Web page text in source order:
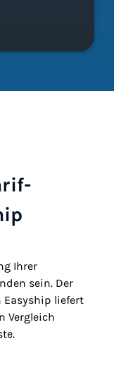
Ihrer
sein. Der
Easyship liefert
Vergleich